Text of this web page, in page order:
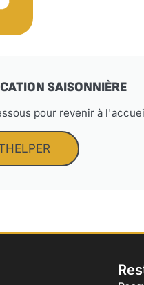
SAISONNIÈRE
pour revenir à